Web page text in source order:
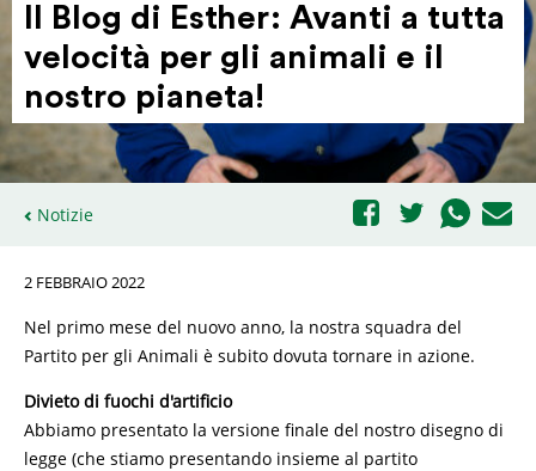
Il Blog di Esther: Avanti a tutta
velocità per gli animali e il
nostro pianeta!
Notizie
2 FEBBRAIO 2022
Nel primo mese del nuovo anno, la nostra squadra del
Partito per gli Animali è subito dovuta tornare in azione.
Divieto di fuochi d'artificio
Abbiamo presentato la versione finale del nostro disegno di
legge (che stiamo presentando insieme al partito